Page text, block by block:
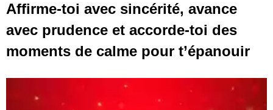
Affirme-toi avec sincérité, avance
avec prudence et accorde-toi des
moments de calme pour t’épanouir